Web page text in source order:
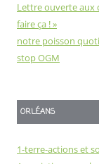
Lettre ouverte aux
faire ça ! »
notre poisson
stop OGM
ORLÉANS
1-terre-actions et